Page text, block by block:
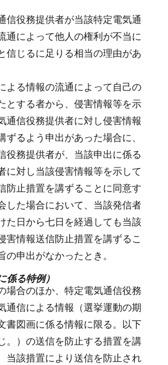
信役務提供者が当該特定電気通
通によって他人の権利が不当に
信じるに足りる相当の理由があ
よる情報の流通によって自己の
とする者から、侵害情報等を示
通信役務提供者に対し侵害情報
ずるよう申出があった場合に、
役務提供者が、当該申出に係る
に対し当該侵害情報等を示して
防止措置を講ずることに同意す
した場合において、当該発信者
た日から七日を経過しても当該
害情報送信防止措置を講ずるこ
の申出がなかったとき。
係る特例）
場合のほか、特定電気通信役務
通信による情報（選挙運動の期
書図画に係る情報に限る。以下
。）の送信を防止する措置を講
当該措置により送信を防止され